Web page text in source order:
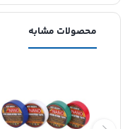
محصولات مشابه